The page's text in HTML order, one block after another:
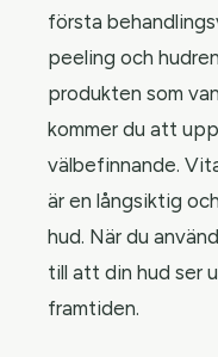
första
peeling och
produkten som
kommer du att
välbefinnande.
är en långsiktig
hud. När du
till att din hud ser
framtiden.